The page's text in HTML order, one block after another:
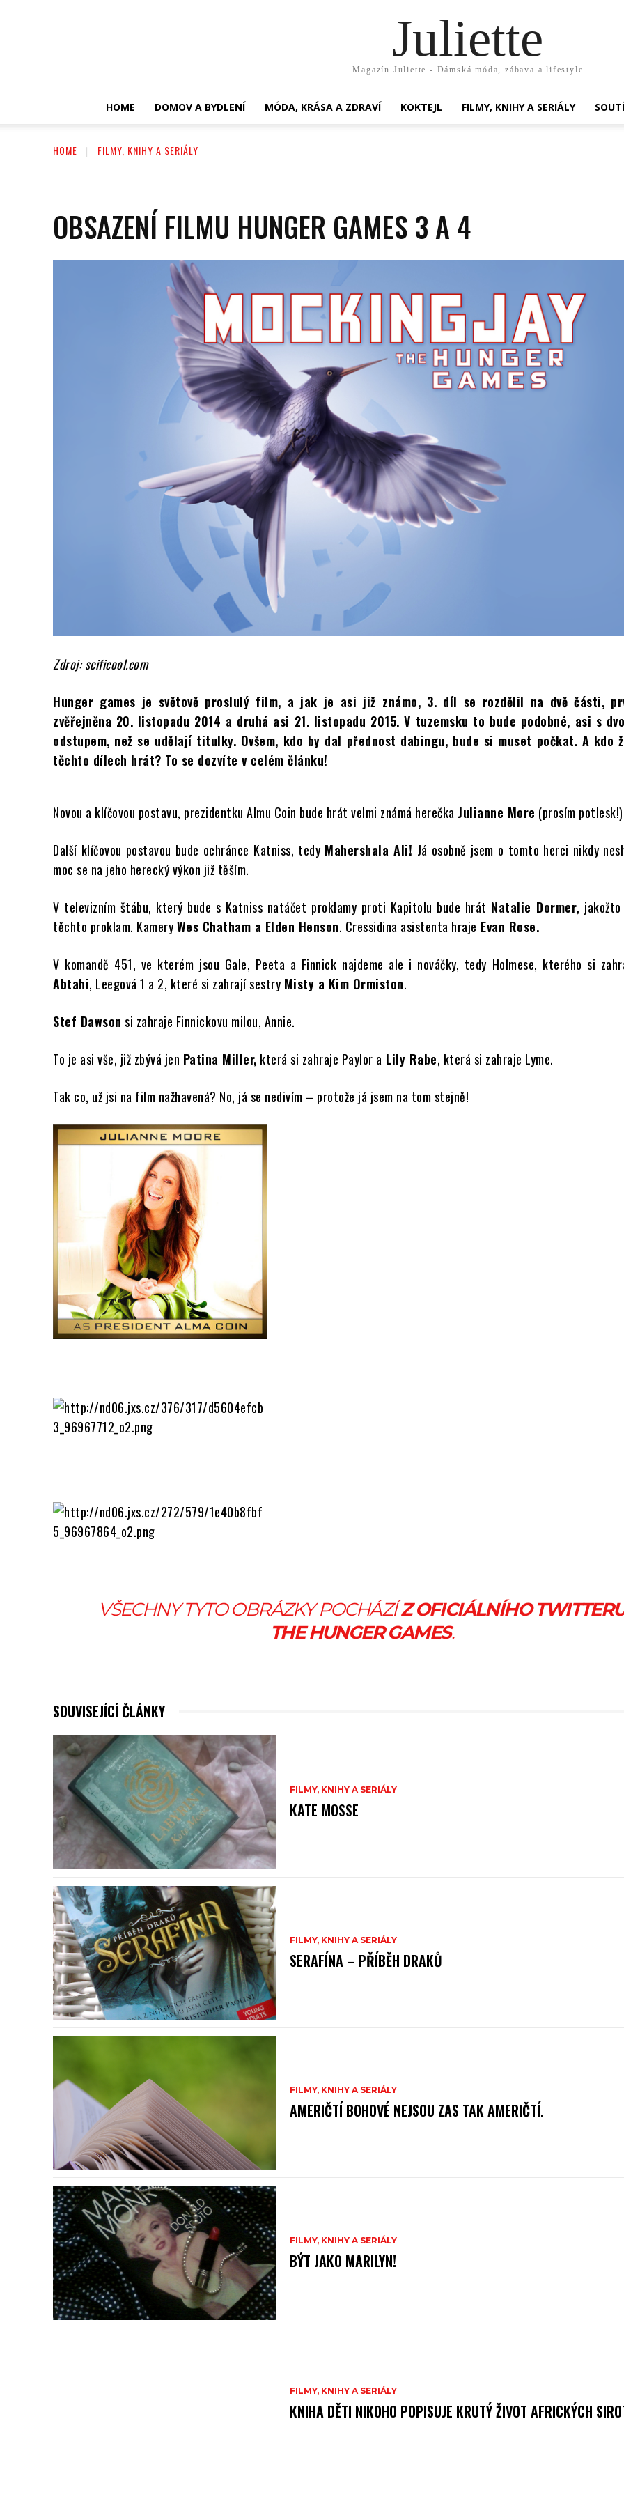
Juliette
Magazín Juliette - Dámská móda, zábava a lifestyle
HOME DOMOV A BYDLENÍ MÓDA, KRÁSA A ZDRAVÍ KOKTEJL FILMY, KNIHY A SERIÁLY
HOME FILMY, KNIHY A SERIÁLY
OBSAZENÍ FILMU HUNGER GAMES 3 A 4
Zdroj: scificool.com
Hunger games je světově proslulý film, a jak je asi již známo, 3. díl se rozdělil na dvě části,
zvěřejněna 20. listopadu 2014 a druhá asi 21. listopadu 2015. V tuzemsku to bude podobné, asi s
odstupem, než se udělají titulky. Ovšem, kdo by dal přednost dabingu, bude si muset počkat. A kdo
těchto dílech hrát? To se dozvíte v celém článku!
Novou a klíčovou postavu, prezidentku Almu Coin bude hrát velmi známá herečka Julianne More (prosím
Další klíčovou postavou bude ochránce Katniss, tedy Mahershala Ali! Já osobně jsem o tomto herci nikdy
moc se na jeho herecký výkon již těším.
V televizním štábu, který bude s Katniss natáčet proklamy proti Kapitolu bude hrát Natalie Dormer,
těchto proklam. KameryWes Chatham a Elden Henson. Cressidina asistenta hraje Evan Rose.
V komandě 451, ve kterém jsou Gale, Peeta a Finnick najdeme ale i nováčky, tedy Holmese, kterého si
Abtahi, Leegová 1 a 2, které si zahrají sestry Misty a Kim Ormiston.
Stef Dawson si zahraje Finnickovu milou, Annie.
To je asi vše, již zbývá jen Patina Miller, která si zahraje Paylor a Lily Rabe, která si zahraje Lyme.
Tak co, už jsi na film nažhavená? No, já se nedivím – protože já jsem na tom stejně!
VŠECHNY TYTO OBRÁZKY POCHÁZÍZ OFICIÁLNÍHO
THE HUNGER GAMES.
SOUVISEJÍCÍ ČLÁNKY
FILMY, KNIHY A SERIÁLY
KATE MOSSE
FILMY, KNIHY A SERIÁLY
SERAFÍNA – PŘÍBĚH DRAKŮ
FILMY, KNIHY A SERIÁLY
AMERIČTÍ BOHOVÉ NEJSOU ZAS TAK AMERIČTÍ.
FILMY, KNIHY A SERIÁLY
BÝT JAKO MARILYN!
FILMY, KNIHY A SERIÁLY
KNIHA DĚTI NIKOHO POPISUJE KRUTÝ ŽIVOT AFRICKÝCH